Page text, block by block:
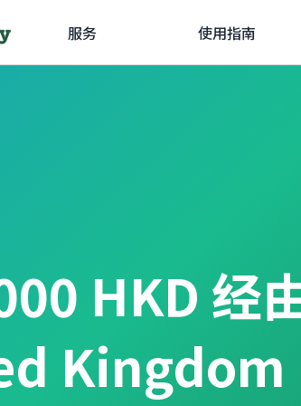
服务 使用指南
HKD 经
Kingdom